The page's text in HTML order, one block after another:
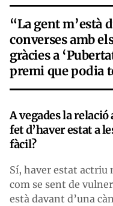
“La gent m’està
converses amb
gràcies a
premi que podia
A vegades la
fet d’haver estat a
fàcil?
Sí, haver estat actriu
com se sent de
està davant d’una